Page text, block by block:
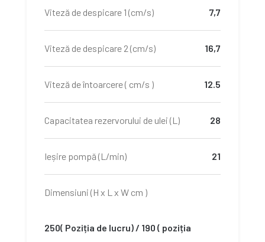
Viteză de despicare 1 (cm/s) 7,7
Viteză de despicare 2 (cm/s) 16,7
Viteză de întoarcere ( cm/s ) 12.5
Capacitatea rezervorului de ulei (L) 28
Ieșire pompă (L/min) 21
Dimensiuni (H x L x W cm )
250( Poziția de lucru) / 190 ( poziția